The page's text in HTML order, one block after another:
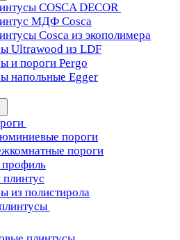
COSCA DECOR
МДФ Cosca
Cosca из экополимера
Ultrawood из LDF
и пороги Pergo
напольные Egger
пороги
пороги
профиль
из полистирола